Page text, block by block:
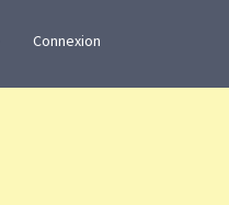
Connexion